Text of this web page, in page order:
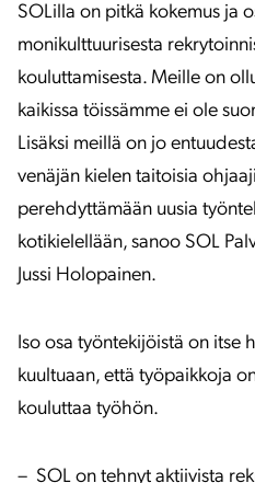
SOLilla on pitkä kokemus ja
monikulttuurisesta
kouluttamisesta. Meille on
kaikissa töissämme ei ole
Lisäksi meillä on jo
venäjän kielen taitoisia
perehdyttämään uusia
kotikielellään, sanoo SOL
Jussi Holopainen.
Iso osa työntekijöistä on itse
kuultuaan, että työpaikkoja
kouluttaa työhön.
– SOL on tehnyt aktiivista